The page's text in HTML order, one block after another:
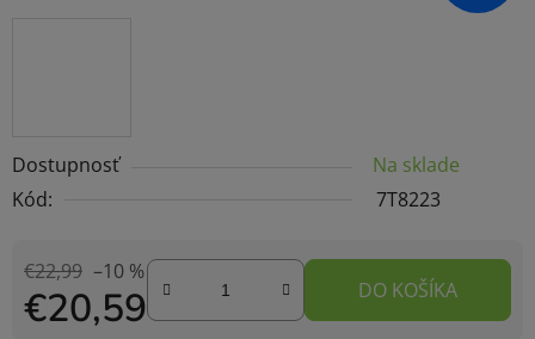
Dostupnosť
Na sklade
Kód:
7T8223
€22,99 –10 %
€20,59 DO KOŠÍKA